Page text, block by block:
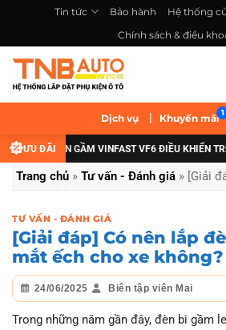
nội
dung
Tin tức Bảo hành Hệ thống
Chính sách & điều
Dịch vụ | Khuyến mãi
ƯU ĐÃI
CẤP ĐÈN GẦM VINFAST VF6 ĐIỀU KHIỂN TRÊN
Trang chủ » Tư vấn - Đánh giá » [Giải
TƯ VẤN - ĐÁNH GIÁ
[Giải đáp] Có nên lắp
mắt ếch cho xe không?
24/06/2025 Biên tập viên Mai
Trong những năm gần đây, đèn bi gầm